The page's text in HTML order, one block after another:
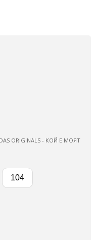
ORIGINALS - КОЙ Е МОЯТ
104